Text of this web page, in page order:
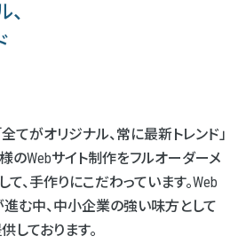
てがオリジナル、常に最新トレンド」
のWebサイト制作をフルオーダーメ
、手作りにこだわっています。Web
む中、中小企業の強い味方として
しております。